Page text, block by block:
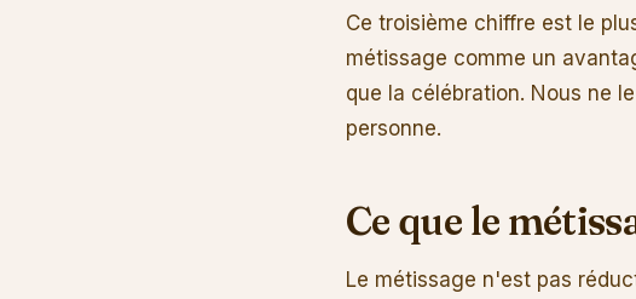
Ce troisième chiffre est le
métissage comme un
que la célébration. Nous ne
personne.
Ce que le
Le métissage n'est pas